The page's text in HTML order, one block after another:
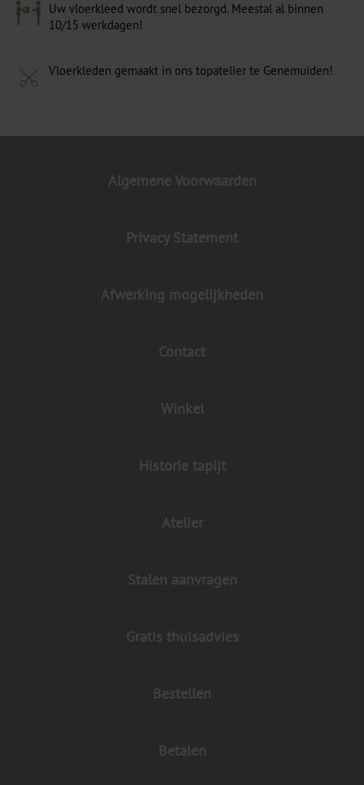
Uw vloerkleed wordt snel bezorgd. Meestal al binnen
10/15 werkdagen!
Vloerkleden gemaakt in ons topatelier te Genemuiden!
Algemene Voorwaarden
Privacy Statement
Afwerking mogelijkheden
Contact
Winkel
Historie tapijt
Atelier
Stalen aanvragen
Gratis thuisadvies
Bestellen
Betalen